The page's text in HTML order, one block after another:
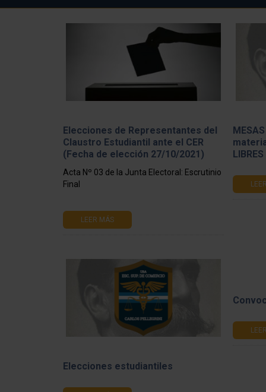
Elecciones de Representantes del
Claustro Estudiantil ante el CER
(Fecha de elección 27/10/2021)
Acta Nº 03 de la Junta Electoral: Escrutinio
Final
LEER MÁS
LIBRES
Elecciones estudiantiles